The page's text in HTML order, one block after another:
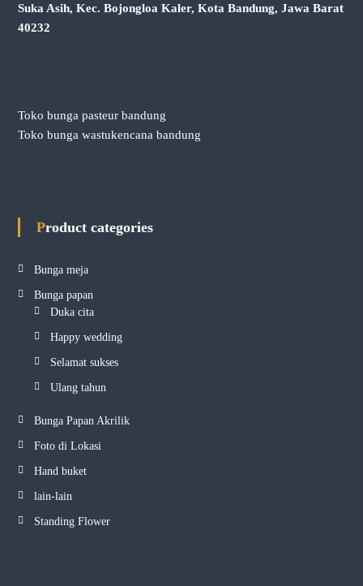
Suka Asih, Kec. Bojongloa Kaler, Kota Bandung, Jawa Barat
40232
Toko bunga pasteur bandung
Toko bunga wastukencana bandung
Product categories
Bunga meja
Bunga papan
Duka cita
Happy wedding
Selamat sukses
Ulang tahun
Bunga Papan Akrilik
Foto di Lokasi
Hand buket
lain-lain
Standing Flower